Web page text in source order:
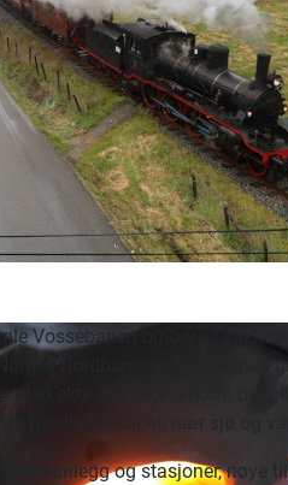
Vossebanen ombord i
fjordbane.
med ekte damplokomotiv,
fjordlandskapet, nær sjø og
og stasjoner,